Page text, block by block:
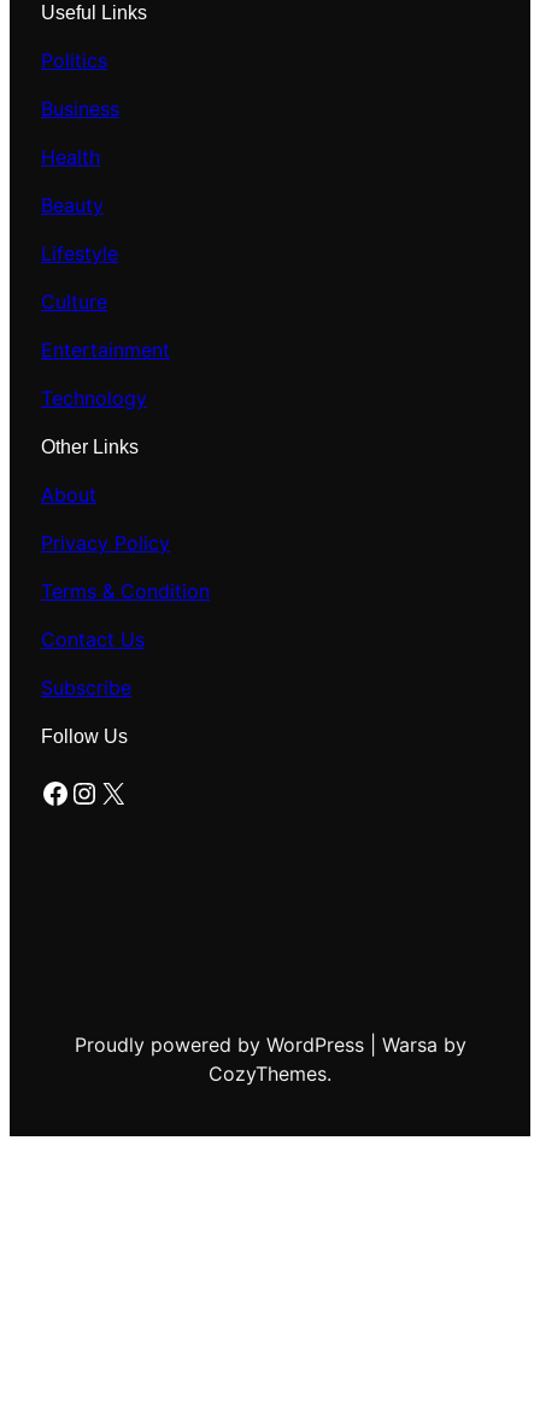
Useful Links
Politics
Business
Health
Beauty
Lifestyle
Culture
Entertainment
Technology
Other Links
About
Privacy Policy
Terms & Condition
Contact Us
Subscribe
Follow Us
Facebook Instagram X
Proudly powered by WordPress | Warsa by
CozyThemes.